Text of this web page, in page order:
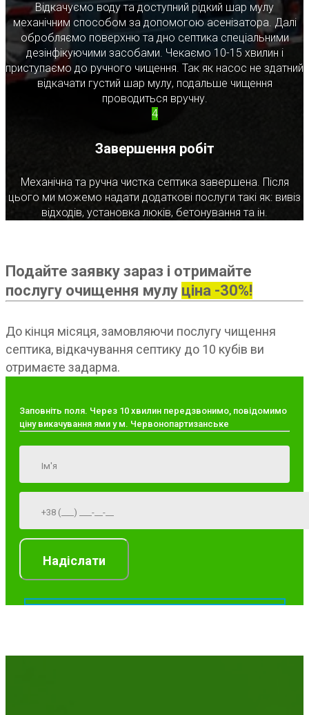
Відкачуємо воду та доступний рідкий шар мулу
механічним способом за допомогою асенізатора. Далі
обробляємо поверхню та дно септика спеціальними
дезінфікуючими засобами. Чекаємо 10-15 хвилин і
приступаємо до ручного чищення. Так як насос не здатний
відкачати густий шар мулу, подальше чищення
проводиться вручну.
4
Завершення робіт
Механічна та ручна чистка септика завершена. Після
цього ми можемо надати додаткові послуги такі як: вивіз
відходів, установка люків, бетонування та ін.
Подайте заявку зараз і отримайте
послугу очищення мулу ціна -30%!
До кінця місяця, замовляючи послугу чищення
септика, відкачування септику до 10 кубів ви
отримаєте задарма.
Заповніть поля. Через 10 хвилин передзвонимо, повідомимо
ціну викачування ями у м. Червонопартизанське